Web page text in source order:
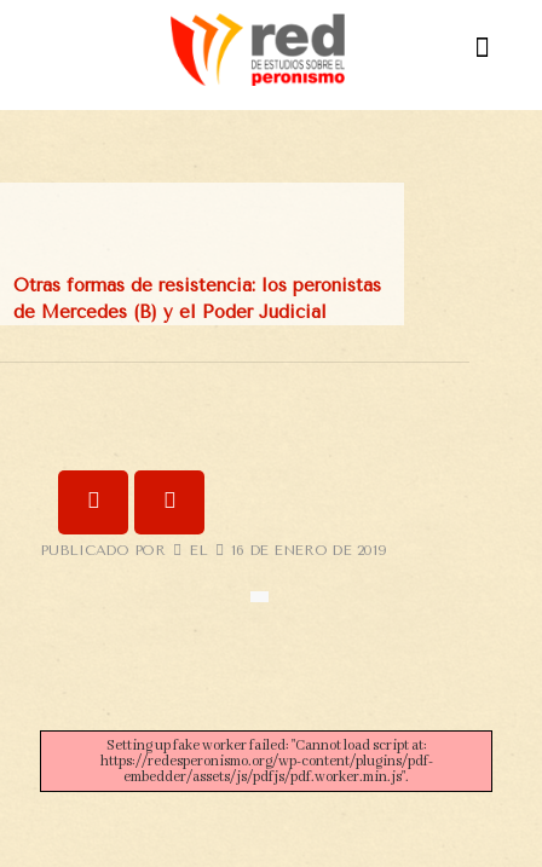
Otras formas de resistencia: los peronistas
de Mercedes (B) y el Poder Judicial
PUBLICADO POR EL 16 DE ENERO DE 2019
Setting up fake worker failed: "Cannot load script at:
https://redesperonismo.org/wp-content/plugins/pdf-
embedder/assets/js/pdfjs/pdf.worker.min.js".